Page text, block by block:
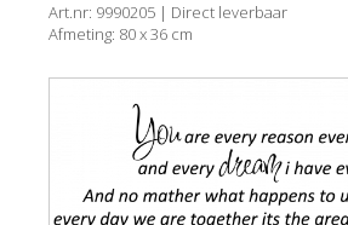
Art.nr: 9990205 | Direct leverbaar
Afmeting: 80 x 36 cm